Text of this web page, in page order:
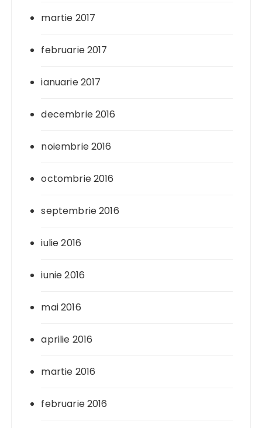
martie 2017
februarie 2017
ianuarie 2017
decembrie 2016
noiembrie 2016
octombrie 2016
septembrie 2016
iulie 2016
iunie 2016
mai 2016
aprilie 2016
martie 2016
februarie 2016